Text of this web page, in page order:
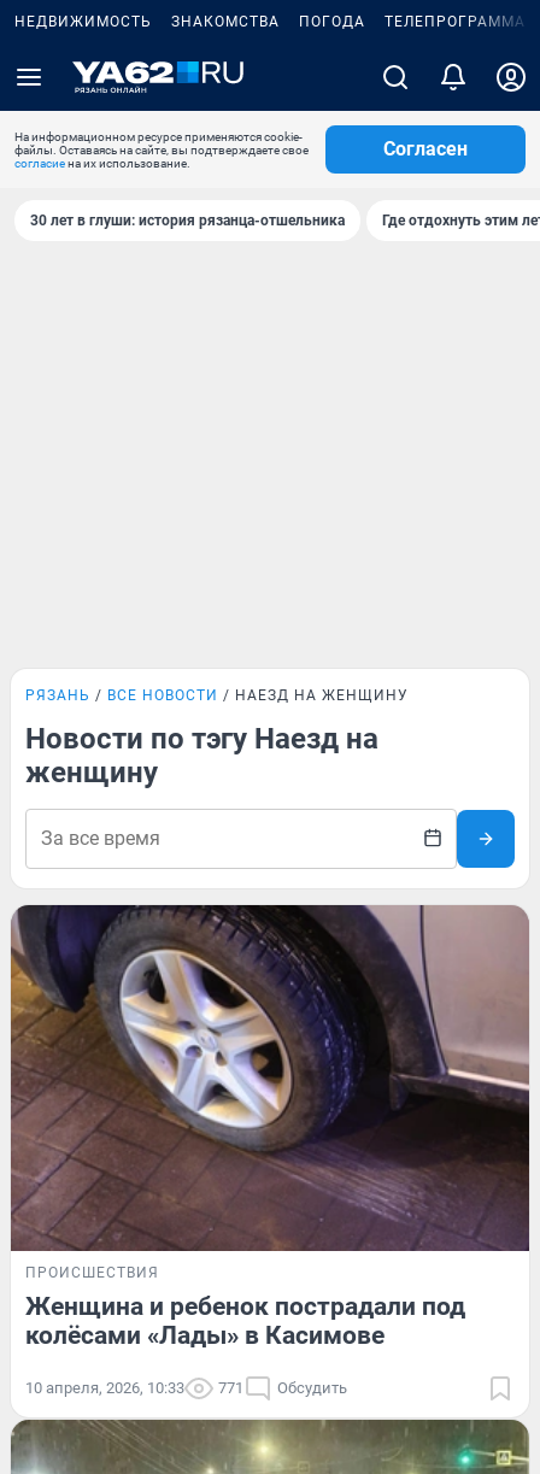
НЕДВИЖИМОСТЬ ЗНАКОМСТВА ПОГОДА ТЕЛЕПРОГРАММА
На информационном ресурсе применяются cookie-
файлы. Оставаясь на сайте, вы подтверждаете свое
согласиена их использование.
Согласен
30 лет в глуши: история рязанца-отшельника Где отдохнуть этим
РЯЗАНЬ ВСЕ НОВОСТИ НАЕЗД НА ЖЕНЩИНУ
Новости по тэгу Наезд на
женщину
ПРОИСШЕСТВИЯ
Женщина и ребенок пострадали под
колёсами «Лады» в Касимове
10 апреля, 2026, 10:33 771 Обсудить